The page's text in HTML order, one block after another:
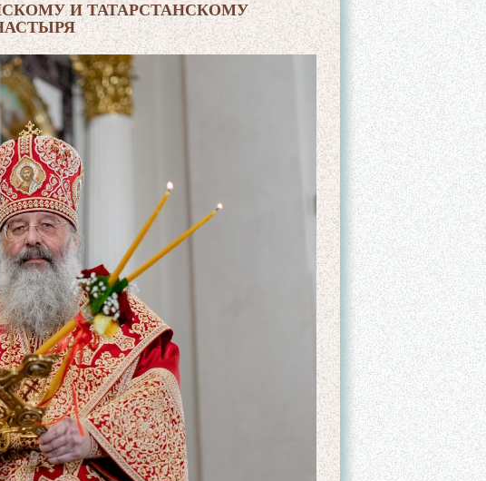
И ТАТАРСТАНСКОМУ